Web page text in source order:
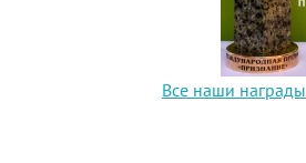
Все наши награды